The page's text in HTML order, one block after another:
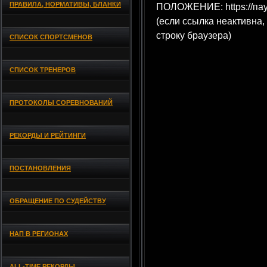
ПРАВИЛА, НОРМАТИВЫ, БЛАНКИ
СПИСОК СПОРТСМЕНОВ
СПИСОК ТРЕНЕРОВ
ПРОТОКОЛЫ СОРЕВНОВАНИЙ
РЕКОРДЫ И РЕЙТИНГИ
ПОСТАНОВЛЕНИЯ
ОБРАЩЕНИЕ ПО СУДЕЙСТВУ
НАП В РЕГИОНАХ
ПОЛОЖЕНИЕ: https://
(если ссылка
строку браузера)